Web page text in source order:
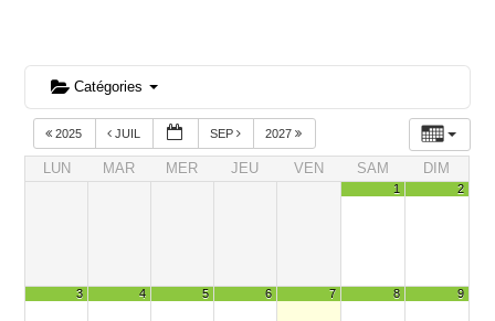
Catégories
2025 JUIL SEP 2027
LUN MAR MER JEU VEN SAM DIM
1 2
3 4 5 6 7 8 9